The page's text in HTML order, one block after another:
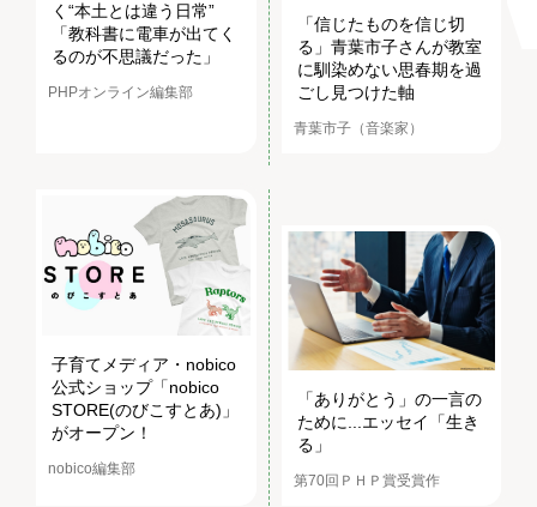
く“本土とは違う日常”
「教科書に電車が出てく
るのが不思議だった」
PHPオンライン編集部
「信じたものを信じ切
る」青葉市子さんが教室
に馴染めない思春期を過
ごし見つけた軸
青葉市子（音楽家）
子育てメディア・nobico
公式ショップ「nobico
STORE(のびこすとあ)」
がオープン！
nobico編集部
「ありがとう」の一言の
ために...エッセイ「生き
る」
第70回ＰＨＰ賞受賞作